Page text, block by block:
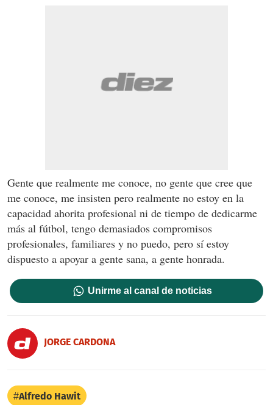
Gente que realmente me conoce, no gente que cree que
me conoce, me insisten pero realmente no estoy en la
capacidad ahorita profesional ni de tiempo de dedicarme
más al fútbol, tengo demasiados compromisos
profesionales, familiares y no puedo, pero sí estoy
dispuesto a apoyar a gente sana, a gente honrada.
Unirme al canal de noticias
JORGE CARDONA
Alfredo Hawit